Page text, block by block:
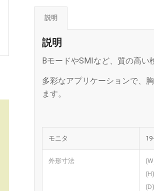
説明
説明
BモードやSMIなど、質の高い
多彩なアプリケーションで、
ます。
モニタ
外形寸法